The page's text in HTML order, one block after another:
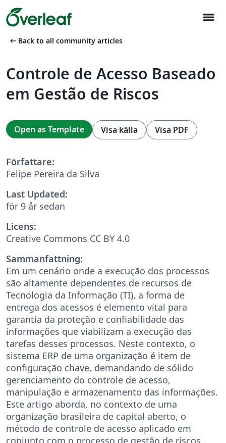
menu
arrow_left_alt Back to all community articles
Controle de Acesso Baseado
em Gestão de Riscos
Open as Template Visa källa Visa PDF
Författare:
Felipe Pereira da Silva
Last Updated:
för 9 år sedan
Licens:
Creative Commons CC BY 4.0
Sammanfattning:
Em um cenário onde a execução dos processos
são altamente dependentes de recursos de
Tecnologia da Informação (TI), a forma de
entrega dos acessos é elemento vital para
garantia da proteção e confiabilidade das
informações que viabilizam a execução das
tarefas desses processos. Neste contexto, o
sistema ERP de uma organização é item de
configuração chave, demandando de sólido
gerenciamento do controle de acesso,
manipulação e armazenamento das informações.
Este artigo aborda, no contexto de uma
organização brasileira de capital aberto, o
método de controle de acesso aplicado em
conjunto com o processo de gestão de riscos,